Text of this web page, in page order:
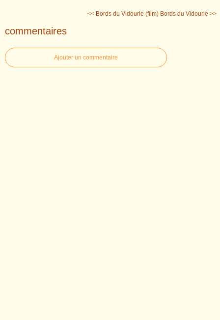
<< Bords du Vidourle (film) Bords du Vidourle >>
commentaires
Ajouter un commentaire